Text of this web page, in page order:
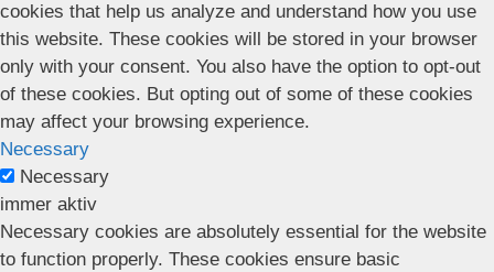
cookies that help us analyze and understand how you use
this website. These cookies will be stored in your browser
only with your consent. You also have the option to opt-out
of these cookies. But opting out of some of these cookies
may affect your browsing experience.
Necessary
Necessary
immer aktiv
Necessary cookies are absolutely essential for the website
to function properly. These cookies ensure basic